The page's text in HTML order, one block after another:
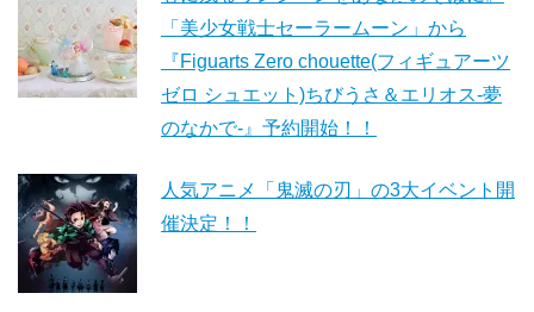
「美少女戦士セーラームーン」から
『Figuarts Zero chouette(フィギュアーツ
ゼロ シュエット)ちびうさ＆エリオス-夢
のなかで-』予約開始！！
人気アニメ「鬼滅の刃」の3大イベント開
催決定！！